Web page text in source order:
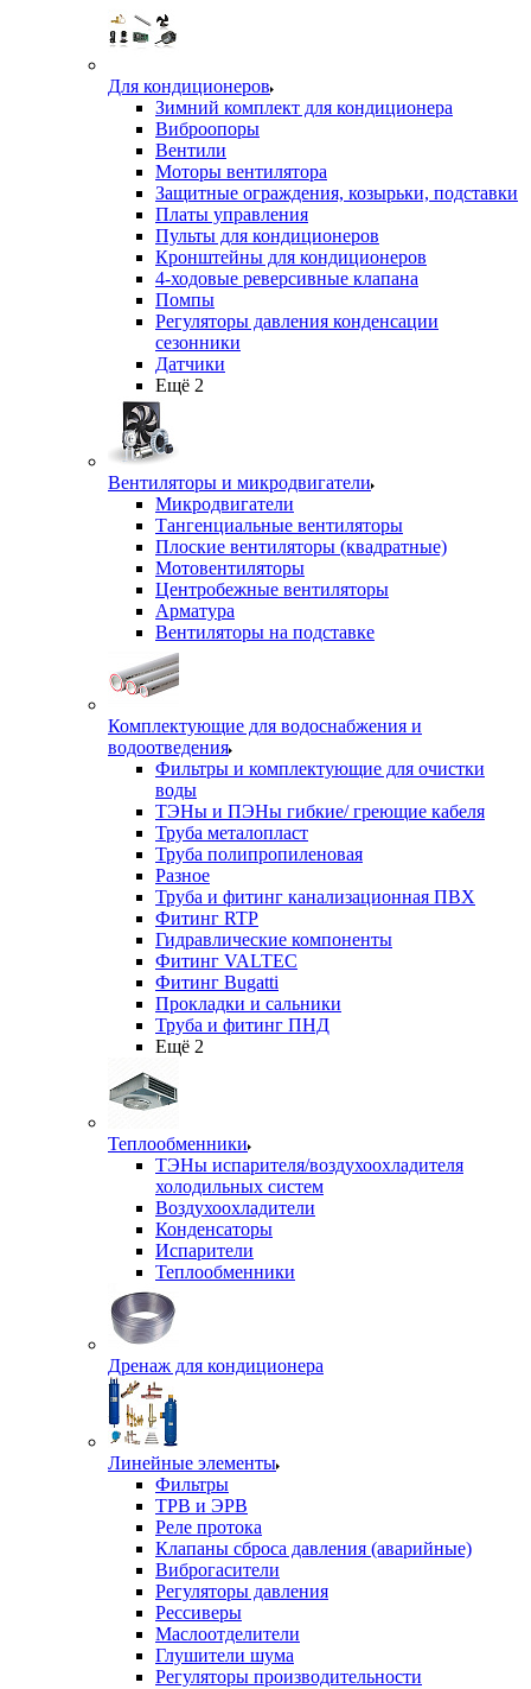
Для кондиционеров
Зимний комплект для кондиционера
Виброопоры
Вентили
Моторы вентилятора
Защитные ограждения, козырьки, подставки
Платы управления
Пульты для кондиционеров
Кронштейны для кондиционеров
4-ходовые реверсивные клапана
Помпы
Регуляторы давления конденсации
сезонники
Датчики
Ещё 2
Вентиляторы и микродвигатели
Микродвигатели
Тангенциальные вентиляторы
Плоские вентиляторы (квадратные)
Мотовентиляторы
Центробежные вентиляторы
Арматура
Вентиляторы на подставке
Комплектующие для водоснабжения и
водоотведения
Фильтры и комплектующие для очистки
воды
ТЭНы и ПЭНы гибкие/ греющие кабеля
Труба металопласт
Труба полипропиленовая
Разное
Труба и фитинг канализационная ПВХ
Фитинг RTP
Гидравлические компоненты
Фитинг VALTEC
Фитинг Bugatti
Прокладки и сальники
Труба и фитинг ПНД
Ещё 2
Теплообменники
ТЭНы испарителя/воздухоохладителя
холодильных систем
Воздухоохладители
Конденсаторы
Испарители
Теплообменники
Дренаж для кондиционера
Линейные элементы
Фильтры
ТРВ и ЭРВ
Реле протока
Клапаны сброса давления (аварийные)
Виброгасители
Регуляторы давления
Рессиверы
Маслоотделители
Глушители шума
Регуляторы производительности